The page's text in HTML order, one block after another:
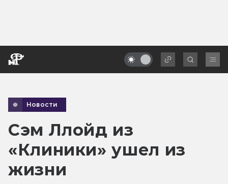
Новости
Сэм Ллойд из
«Клиники» ушел из
жизни